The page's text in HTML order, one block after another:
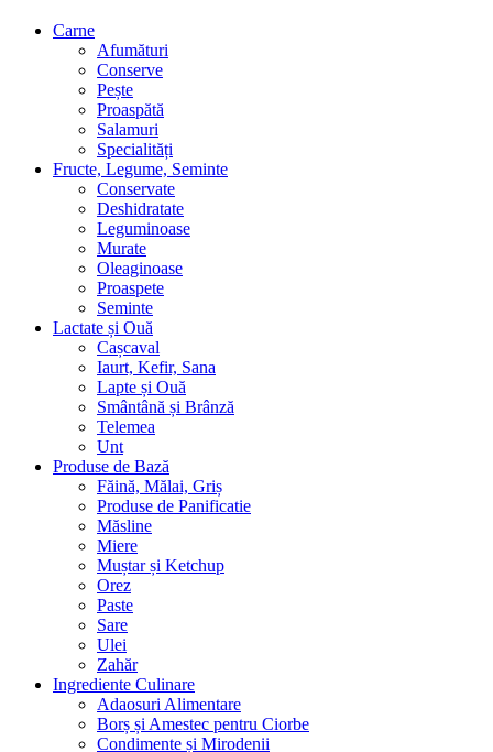
Carne
Afumături
Conserve
Pește
Proaspătă
Salamuri
Specialități
Fructe, Legume, Seminte
Conservate
Deshidratate
Leguminoase
Murate
Oleaginoase
Proaspete
Seminte
Lactate și Ouă
Cașcaval
Iaurt, Kefir, Sana
Lapte și Ouă
Smântână și Brânză
Telemea
Unt
Produse de Bază
Făină, Mălai, Griș
Produse de Panificatie
Măsline
Miere
Muștar și Ketchup
Orez
Paste
Sare
Ulei
Zahăr
Ingrediente Culinare
Adaosuri Alimentare
Borș și Amestec pentru Ciorbe
Condimente și Mirodenii